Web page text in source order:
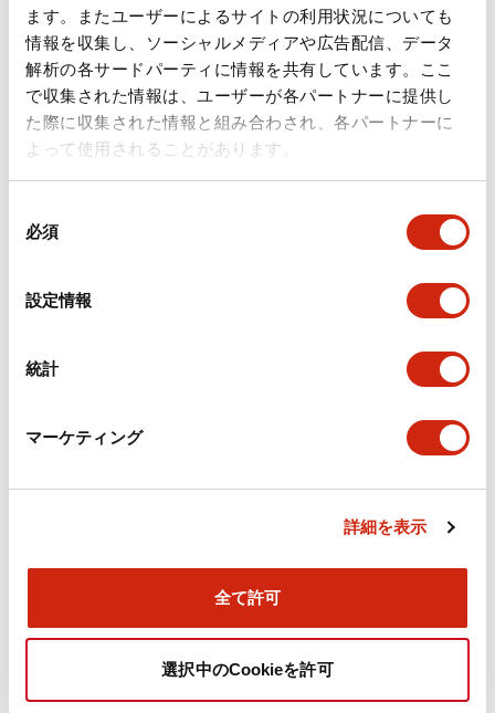
ます。またユーザーによるサイトの利用状況についても
情報を収集し、ソーシャルメディアや広告配信、データ
解析の各サードパーティに情報を共有しています。ここ
で収集された情報は、ユーザーが各パートナーに提供し
た際に収集された情報と組み合わされ、各パートナーに
よって使用されることがあります。
必須
設定情報
統計
マーケティング
詳細を表示
全て許可
選択中のCookieを許可
ドキュメントとファイル
カタログ 規格・認証 技術文書 その他
A6シリーズ φ16小形コントロールユニット（日本語）
フラッシュベゼル［アクセサリ］ LB/A6・LW シリーズ
フラッシュベゼル（アクセサリ2）LB／A6／LWシリー
A6シリーズ φ16小形コントロールユニット（英語）